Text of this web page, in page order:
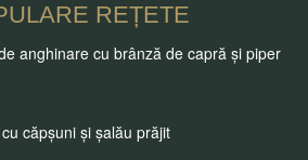
REȚETE
anghinare cu brânză de capră și piper
căpșuni și șalău prăjit